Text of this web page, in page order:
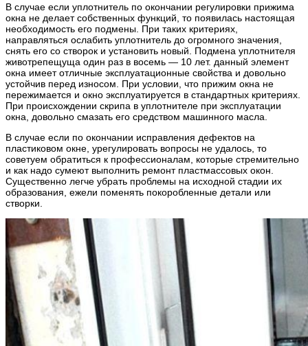
В случае если уплотнитель по окончании регулировки прижима
окна не делает собственных функций, то появилась настоящая
необходимость его подмены. При таких критериях,
направляться ослабить уплотнитель до огромного значения,
снять его со створок и установить новый. Подмена уплотнителя
животрепещуща один раз в восемь — 10 лет. данный элемент
окна имеет отличные эксплуатационные свойства и довольно
устойчив перед износом. При условии, что прижим окна не
пережимается и окно эксплуатируется в стандартных критериях.
При происхождении скрипа в уплотнителе при эксплуатации
окна, довольно смазать его средством машинного масла.
В случае если по окончании исправления дефектов на
пластиковом окне, урегулировать вопросы не удалось, то
советуем обратиться к профессионалам, которые стремительно
и как надо сумеют выполнить ремонт пластмассовых окон.
Существенно легче убрать проблемы на исходной стадии их
образования, ежели поменять покоробленные детали или
створки.